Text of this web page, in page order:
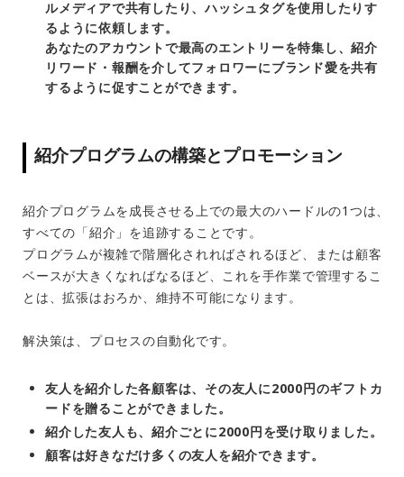
ルメディアで共有したり、ハッシュタグを使用したりす
るように依頼します。
あなたのアカウントで最高のエントリーを特集し、紹介
リワード・報酬を介してフォロワーにブランド愛を共有
するように促すことができます。
紹介プログラムの構築とプロモーション
紹介プログラムを成長させる上での最大のハードルの1つは、
すべての「紹介」を追跡することです。
プログラムが複雑で階層化されればされるほど、または顧客
ベースが大きくなればなるほど、これを手作業で管理するこ
とは、拡張はおろか、維持不可能になります。
解決策は、プロセスの自動化です。
友人を紹介した各顧客は、その友人に2000円のギフトカ
ードを贈ることができました。
紹介した友人も、紹介ごとに2000円を受け取りました。
顧客は好きなだけ多くの友人を紹介できます。